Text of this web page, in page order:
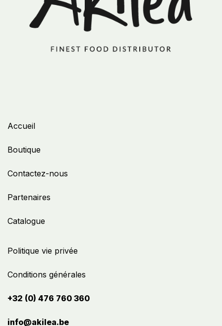
Politique vie privée
Conditions générales
+32 (0) 476 760 360
info@akilea.be​
Accueil
Boutique
Contactez-nous
Partenaires
Catalogue